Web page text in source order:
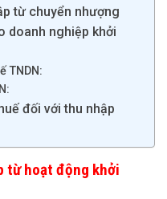
từ chuyển nhượng
doanh nghiệp khởi
TNDN:
đối với thu nhập
từ hoạt động khởi